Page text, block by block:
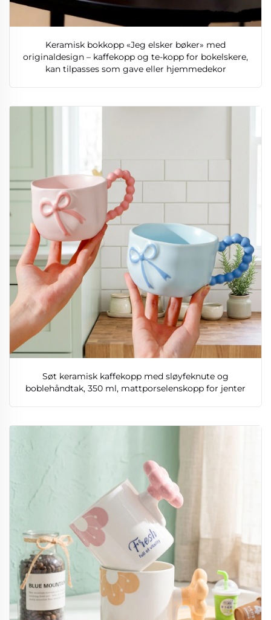
Keramisk bokkopp «Jeg elsker bøker» med
originaldesign – kaffekopp og te-kopp for bokelskere,
kan tilpasses som gave eller hjemmedekor
Søt keramisk kaffekopp med sløyfeknute og
boblehåndtak, 350 ml, mattporselenskopp for jenter